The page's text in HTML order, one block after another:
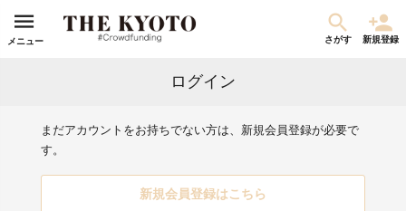
メニュー さがす 新規登録
ログイン
まだアカウントをお持ちでない方は、新規会員登録が必要で
す。
新規会員登録はこちら